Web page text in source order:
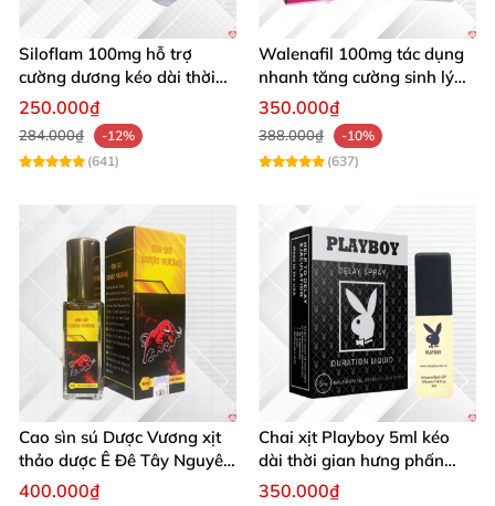
Siloflam 100mg hỗ trợ
cường dương kéo dài thời
gian xuất tinh sớm Nam giới
250.000₫
284.000₫
-12%
(641)
Walenafil 100mg tác dụng
nhanh tăng cường sinh lý
chống xuất tinh sớm
350.000₫
388.000₫
-10%
(637)
Cao sìn sú Dược Vương xịt
thảo dược Ê Đê Tây Nguyên
chuẩn chính hãng kích thích
400.000₫
Chai xịt Playboy 5ml kéo
dài thời gian hưng phấn
mạnh mẽ
350.000₫